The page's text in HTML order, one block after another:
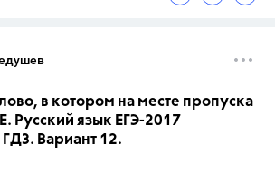
в котором на месте пропуска
Русский язык ЕГЭ-2017
Вариант 12.